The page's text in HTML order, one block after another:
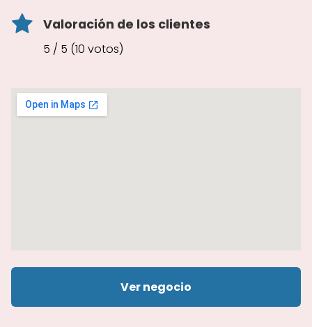
Valoración de los clientes
5 / 5 (10 votos)
Ver negocio